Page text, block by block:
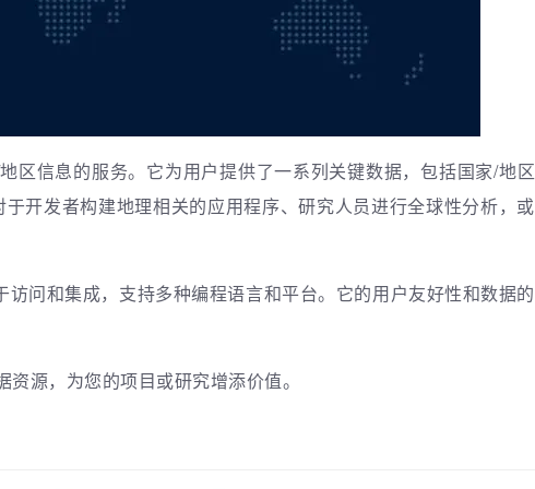
区信息的服务。它为用户提供了一系列关键数据，包括国家/地区
开发者构建地理相关的应用程序、研究人员进行全球性分析，或
问和集成，支持多种编程语言和平台。它的用户友好性和数据的
源，为您的项目或研究增添价值。